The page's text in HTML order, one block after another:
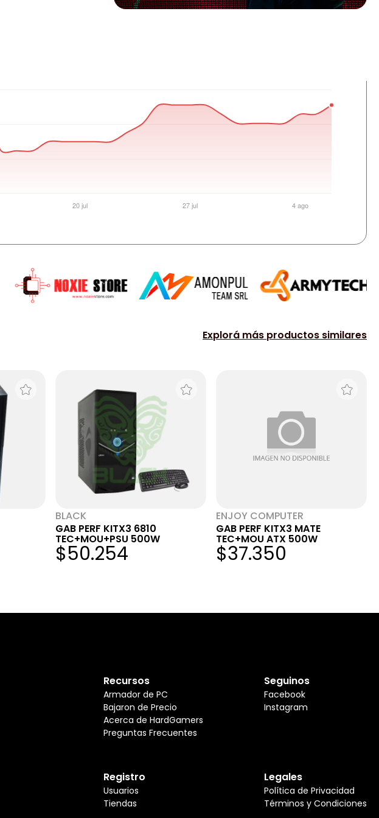
Explorá más productos similares
BLACK
GAB PERF KITX3 6810
TEC+MOU+PSU 500W
$50.254
ENJOY COMPUTER
GAB PERF KITX3 MATE
TEC+MOU ATX 500W
$37.350
Recursos
Armador de PC
Bajaron de Precio
Acerca de HardGamers
Preguntas Frecuentes
Seguinos
Facebook
Instagram
Registro
Usuarios
Tiendas
Legales
Política de Privacidad
Términos y Condiciones